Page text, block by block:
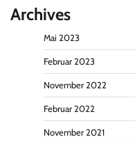
Archives
Mai 2023
Februar 2023
November 2022
Februar 2022
November 2021